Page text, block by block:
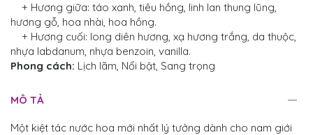
+ Hương giữa: táo xanh, tiêu hồng, linh lan thung lũng,
hương gỗ, hoa nhài, hoa hồng.
+ Hương cuối: long diên hương, xạ hương trắng, da thuộc,
nhựa labdanum, nhựa benzoin, vanilla.
Phong cách: Lịch lãm, Nổi bật, Sang trọng
MÔ TẢ
Một kiệt tác nước hoa mới nhất lý tưởng dành cho nam giới